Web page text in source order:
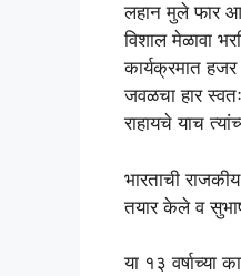
लहान मुले फार
विशाल मेळावा
कार्यक्रमात हजर
जवळचा हार
राहायचे याच
भारताची
तयार केले व
या १३ वर्षाच्या